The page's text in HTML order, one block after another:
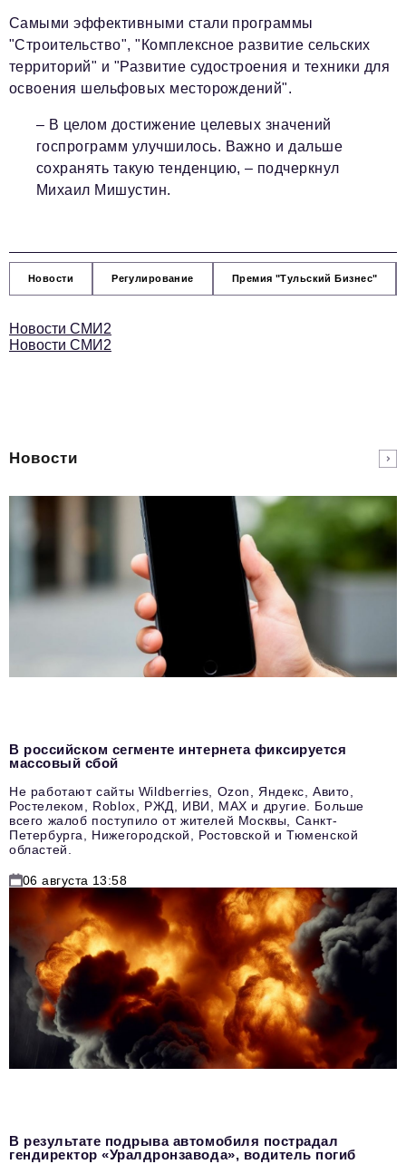
Самыми эффективными стали программы
"Строительство", "Комплексное развитие сельских
территорий" и "Развитие судостроения и техники для
освоения шельфовых месторождений".
– В целом достижение целевых значений
госпрограмм улучшилось. Важно и дальше
сохранять такую тенденцию, – подчеркнул
Михаил Мишустин.
Новости Регулирование Премия "Тульский Бизнес"
Новости СМИ2
Новости СМИ2
Новости
В российском сегменте интернета фиксируется
массовый сбой
Не работают сайты Wildberries, Ozon, Яндекс, Авито,
Ростелеком, Roblox, РЖД, ИВИ, MAX и другие. Больше
всего жалоб поступило от жителей Москвы, Санкт-
Петербурга, Нижегородской, Ростовской и Тюменской
областей.
06 августа 13:58
В результате подрыва автомобиля пострадал
гендиректор «Уралдронзавода», водитель погиб